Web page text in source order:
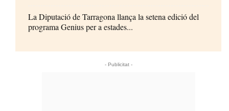
La Diputació de Tarragona llança la setena edició del
programa Genius per a estades...
- Publicitat -